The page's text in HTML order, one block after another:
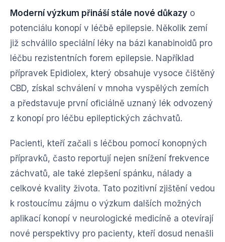
Moderní výzkum přináší stále nové důkazy o
potenciálu konopí v léčbě epilepsie. Několik zemí
již schválilo speciální léky na bázi kanabinoidů pro
léčbu rezistentních forem epilepsie. Například
přípravek Epidiolex, který obsahuje vysoce čištěný
CBD, získal schválení v mnoha vyspělých zemích
a představuje první oficiálně uznaný lék odvozený
z konopí pro léčbu epileptických záchvatů.
Pacienti, kteří začali s léčbou pomocí konopných
přípravků, často reportují nejen snížení frekvence
záchvatů, ale také zlepšení spánku, nálady a
celkové kvality života. Tato pozitivní zjištění vedou
k rostoucímu zájmu o výzkum dalších možných
aplikací konopí v neurologické medicíně a otevírají
nové perspektivy pro pacienty, kteří dosud nenašli